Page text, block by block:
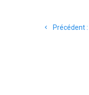
Précédent :